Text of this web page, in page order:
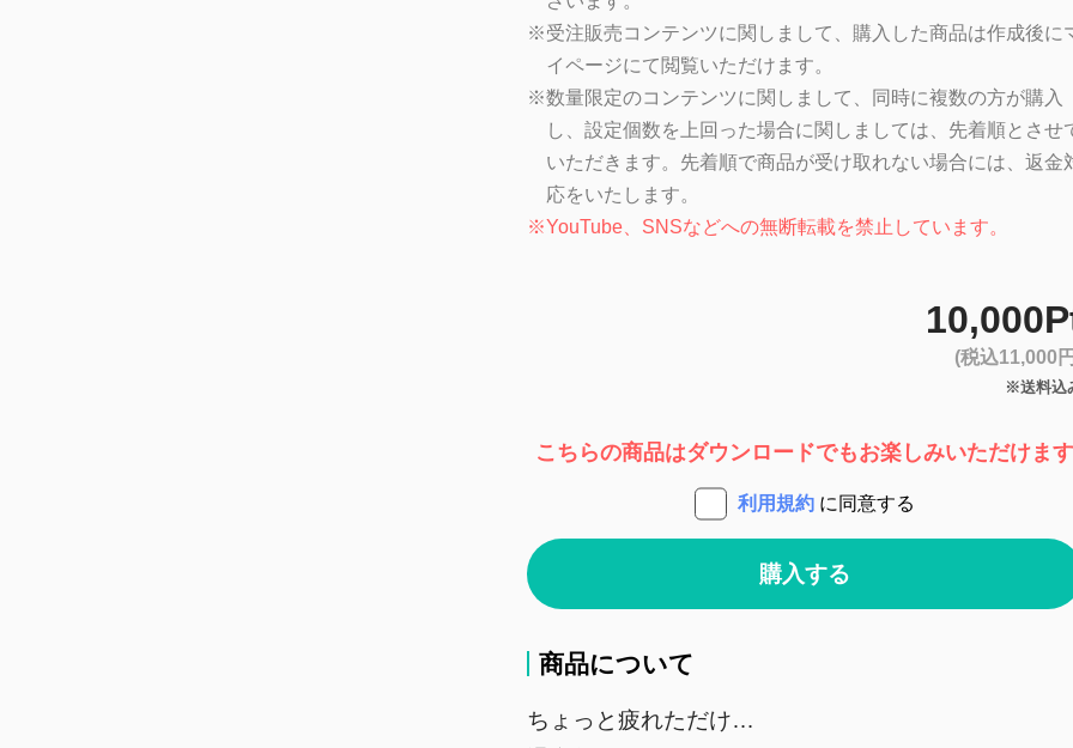
※受注販売コンテンツに関しまして、購入した商品は作成後に
イページにて閲覧いただけます。
※数量限定のコンテンツに関しまして、同時に複数の方が購入
し、設定個数を上回った場合に関しましては、先着順とさせ
いただきます。先着順で商品が受け取れない場合には、返金
応をいたします。
※YouTube、SNSなどへの無断転載を禁止しています。
(税込11,000
※送料込
こちらの商品はダウンロードでもお楽しみいただけます
利用規約 に同意する
購入する
商品について
ちょっと疲れただけ…